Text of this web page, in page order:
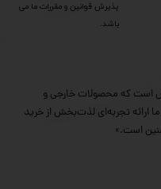
خاص است که محصولات خارجی و
ارائه تجربه‌ای لذت‌بخش از خرید
است.»
پذیرش قوانین و مقررات ما می
باشد.